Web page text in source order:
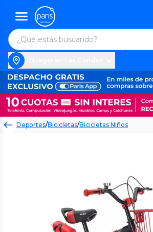
Deportes/Bicicletas/Bicicletas Niños